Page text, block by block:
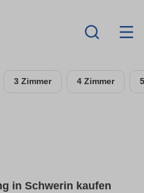
3 Zimmer 4 Zimmer
in Schwerin kaufen